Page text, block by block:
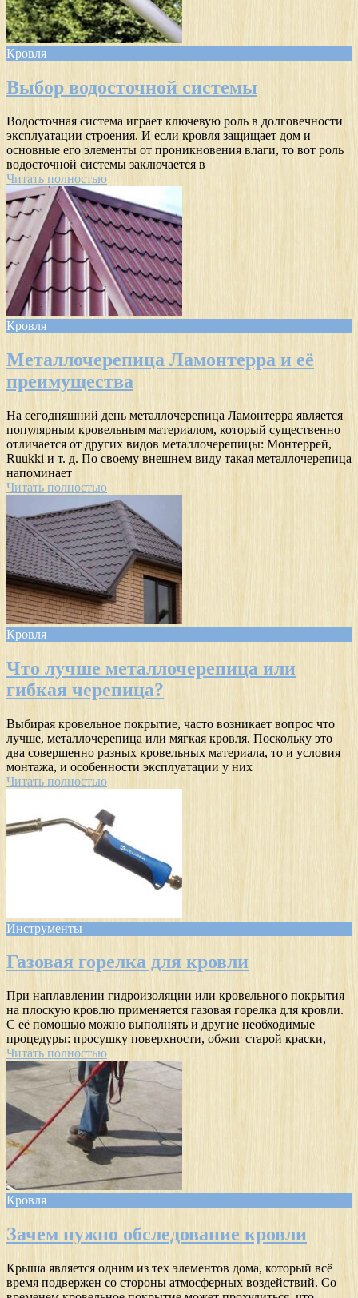
Кровля
Выбор водосточной системы
Водосточная система играет ключевую роль в долговечности
эксплуатации строения. И если кровля защищает дом и
основные его элементы от проникновения влаги, то вот роль
водосточной системы заключается в
Читать полностью
Кровля
Металлочерепица Ламонтерра и её
преимущества
На сегодняшний день металлочерепица Ламонтерра является
популярным кровельным материалом, который существенно
отличается от других видов металлочерепицы: Монтеррей,
Ruukki и т. д. По своему внешнем виду такая металлочерепица
напоминает
Читать полностью
Кровля
Что лучше металлочерепица или
гибкая черепица?
Выбирая кровельное покрытие, часто возникает вопрос что
лучше, металлочерепица или мягкая кровля. Поскольку это
два совершенно разных кровельных материала, то и условия
монтажа, и особенности эксплуатации у них
Читать полностью
Инструменты
Газовая горелка для кровли
При наплавлении гидроизоляции или кровельного покрытия
на плоскую кровлю применяется газовая горелка для кровли.
С её помощью можно выполнять и другие необходимые
процедуры: просушку поверхности, обжиг старой краски,
Читать полностью
Кровля
Зачем нужно обследование кровли
Крыша является одним из тех элементов дома, который всё
время подвержен со стороны атмосферных воздействий. Со